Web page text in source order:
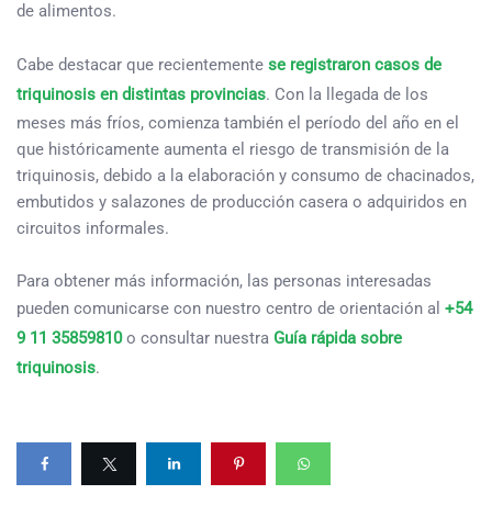
de alimentos.
Cabe destacar que recientemente se registraron casos de
triquinosis en distintas provincias. Con la llegada de los
meses más fríos, comienza también el período del año en el
que históricamente aumenta el riesgo de transmisión de la
triquinosis, debido a la elaboración y consumo de chacinados,
embutidos y salazones de producción casera o adquiridos en
circuitos informales.
Para obtener más información, las personas interesadas
pueden comunicarse con nuestro centro de orientación al +54
9 11 35859810o consultar nuestra Guía rápida sobre
triquinosis.